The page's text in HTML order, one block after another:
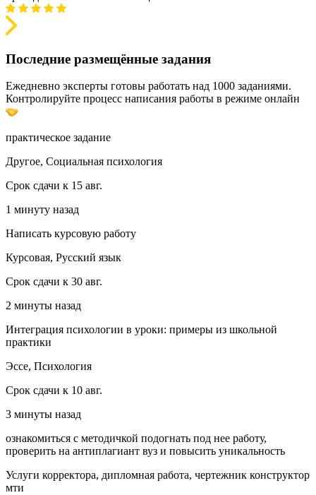
Последние размещённые задания
Ежедневно эксперты готовы работать над 1000 заданиями.
Контролируйте процесс написания работы в режиме онлайн
практическое задание
Другое, Социальная психология
Срок сдачи к 15 авг.
1 минуту назад
Написать курсовую работу
Курсовая, Русский язык
Срок сдачи к 30 авг.
2 минуты назад
Интеграция психологии в уроки: примеры из школьной
практики
Эссе, Психология
Срок сдачи к 10 авг.
3 минуты назад
ознакомиться с методичкой подогнать под нее работу,
проверить на антиплагиант вуз и повысить уникальность
Услуги корректора, дипломная работа, чертежник конструктор
мти